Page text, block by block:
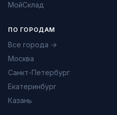
МойСклад
ПО ГОРОДАМ
Все города →
Москва
Санкт-Петербург
Екатеринбург
Казань